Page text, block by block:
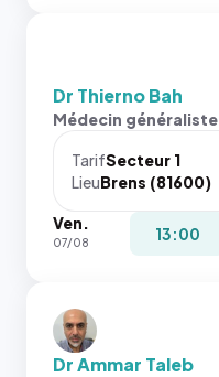
Dr Thierno Bah
Médecin généraliste
TarifSecteur 1
LieuBrens (81600)
Ven.
07/08 13:00
Dr Ammar Taleb